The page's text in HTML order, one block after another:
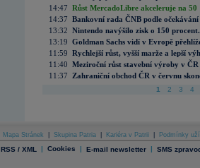
14:47 Růst MercadoLibre akceleruje na
14:37 Bankovní rada ČNB podle
13:32 Nintendo navýšilo zisk o 150
13:19 Goldman Sachs vidí v Evropě
11:59 Rychlejší růst, vyšší marže a lepší
11:40 Meziroční růst stavební výroby v
11:37
Zahraniční obchod ČR v červnu
1 2 3 4
Mapa Stránek Skupina Patria Kariéra v Patrii Podmínky
RSS / XML | Cookies | E-mail newsletter | SMS